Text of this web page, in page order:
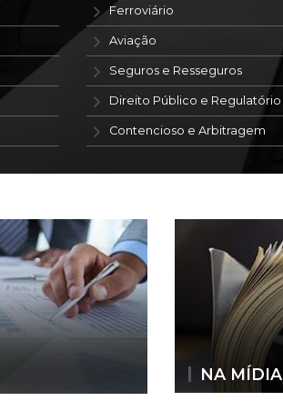
Ferroviário
Aviação
Seguros e Resseguros
Direito Público e Regulatório
Contencioso e Arbitragem
NA MÍDIA